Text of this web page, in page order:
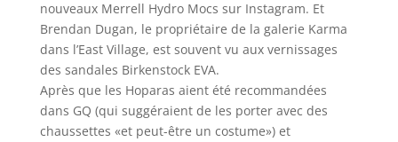
nouveaux Merrell Hydro Mocs sur Instagram. Et
Brendan Dugan, le propriétaire de la galerie Karma
dans l’East Village, est souvent vu aux vernissages
des sandales Birkenstock EVA.
Après que les Hoparas aient été recommandées
dans GQ (qui suggéraient de les porter avec des
chaussettes «et peut-être un costume») et